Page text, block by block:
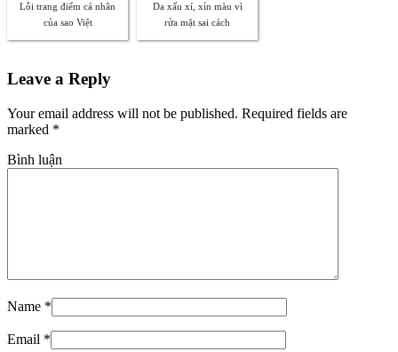
Lỗi trang điểm cá nhân
của sao Việt
Da xấu xí, xỉn màu vì
rửa mặt sai cách
Leave a Reply
Your email address will not be published. Required fields are
marked *
Bình luận
Name *
Email *